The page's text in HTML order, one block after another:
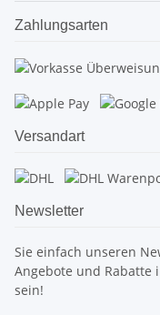
Zahlungsarten
Versandart
Newsletter
Sie einfach unseren
Angebote und Rabatte
sein!